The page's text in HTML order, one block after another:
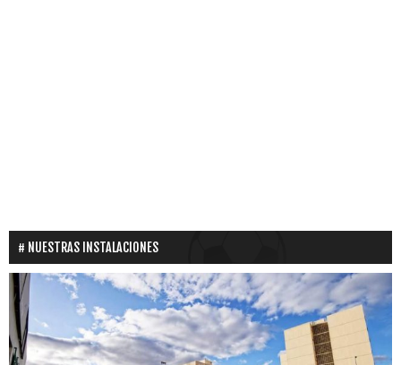
NUESTRAS INSTALACIONES